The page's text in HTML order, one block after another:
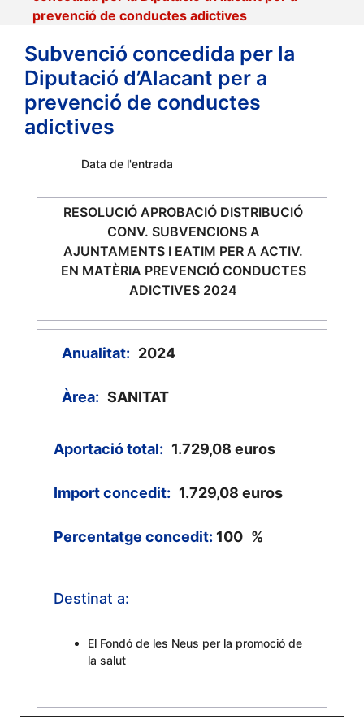
prevenció de conductes adictives
Subvenció concedida per la
Diputació d’Alacant per a
prevenció de conductes
adictives
Data de l'entrada
RESOLUCIÓ APROBACIÓ DISTRIBUCIÓ
CONV. SUBVENCIONS A
AJUNTAMENTS I EATIM PER A ACTIV.
EN MATÈRIA PREVENCIÓ CONDUCTES
ADICTIVES 2024
Anualitat: 2024
Àrea: SANITAT
Aportació total: 1.729,08 euros
Import concedit: 1.729,08 euros
Percentatge concedit: 100 %
Destinat a:
El Fondó de les Neus per la promoció de
la salut